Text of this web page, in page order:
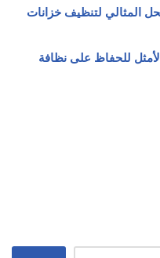
المثالي لتنظيف خزانات
للحفاظ على نظافة